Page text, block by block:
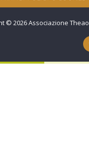
© 2026Associazione Theao